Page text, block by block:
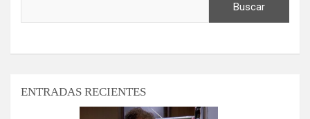
Buscar
ENTRADAS RECIENTES